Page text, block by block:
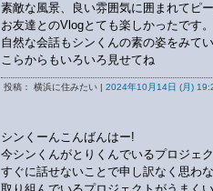
素敵な風景、良い雰囲気に囲まれてピ
お友達とのVlogとても楽しかったです。
自然な会話もシンくんの素の姿をみて
こらからもいろいろ見せてね
投稿： 横浜に住みたい | 2024年10月14日 (月)
シンくーんこんばんはー!
今シンくんがとりくんでいるプロジェク
すぐに話せないことで申し訳なく思わ